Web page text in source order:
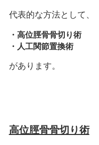
代表的な方法として、
・高位脛骨骨切り術
・人工関節置換術
があります。
高位脛骨骨切り術